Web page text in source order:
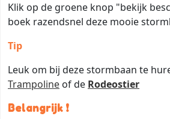
Klik op de groene knop "bekijk
boek razendsnel deze mooie
Tip
Leuk om bij deze stormbaan te
Trampoline of de Rodeostier
Belangrijk ❗